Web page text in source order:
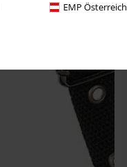
EMP Österreich